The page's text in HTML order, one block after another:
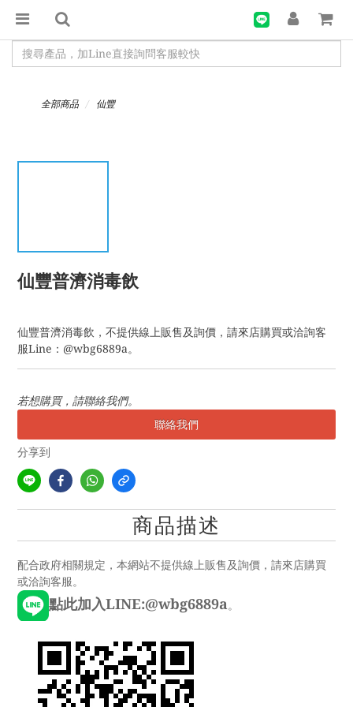
全部商品 仙豐
仙豐普濟消毒飲
仙豐普濟消毒飲，不提供線上販售及詢價，請來店購買或洽詢客
服Line：@wbg6889a。
若想購買，請聯絡我們。
聯絡我們
分享到
商品描述
配合政府相關規定，本網站不提供線上販售及詢價，請來店購買
或洽詢客服。
點此加入LINE:@wbg6889a。